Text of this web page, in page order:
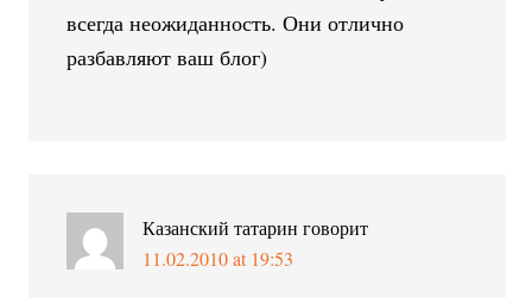
всегда неожиданность. Они отлично
разбавляют ваш блог)
Казанский татарин говорит
11.02.2010 at 19:53